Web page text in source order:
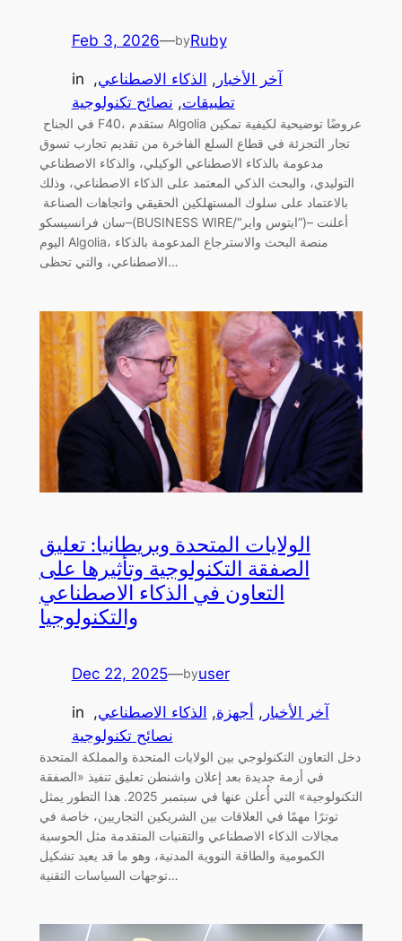
Feb 3, 2026—byRuby
in آخر الأخبار , الذكاء الاصطناعي,
تطبيقات, نصائح تكنولوجية
تجار التجزئة في قطاع السلع الفاخرة من تقديم تجارب تسوق
مدعومة بالذكاء الاصطناعي الوكيلي، والذكاء الاصطناعي
التوليدي، والبحث الذكي المعتمد على الذكاء الاصطناعي، وذلك
بالاعتماد على سلوك المستهلكين الحقيقي واتجاهات الصناعة
سان فرانسيسكو–(BUSINESS WIRE/“ايتوس واير”)– أعلنت
اليوم Algolia، منصة البحث والاسترجاع المدعومة بالذكاء
الاصطناعي، والتي تحظى…
الولايات المتحدة وبريطانيا: تعليق
الصفقة التكنولوجية وتأثيرها على
التعاون في الذكاء الاصطناعي
والتكنولوجيا
Dec 22, 2025—byuser
in آخر الأخبار , أجهزة, الذكاء الاصطناعي,
نصائح تكنولوجية
دخل التعاون التكنولوجي بين الولايات المتحدة والمملكة المتحدة
في أزمة جديدة بعد إعلان واشنطن تعليق تنفيذ «الصفقة
التكنولوجية» التي أُعلن عنها في سبتمبر 2025. هذا التطور يمثل
توترًا مهمًا في العلاقات بين الشريكين التجاريين، خاصة في
مجالات الذكاء الاصطناعي والتقنيات المتقدمة مثل الحوسبة
الكمومية والطاقة النووية المدنية، وهو ما قد يعيد تشكيل
توجهات السياسات التقنية…